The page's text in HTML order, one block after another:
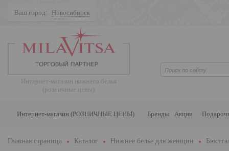
Ваш город: Новосибирск
Интернет-магазин нижнего белья
(розничные цены)
Интернет-магазин (РОЗНИЧНЫЕ ЦЕНЫ) Бренды Акции
Главная страница Каталог Нижнее белье для женщин